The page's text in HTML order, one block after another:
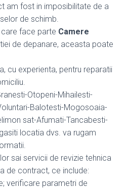
am fost in imposibilitate de a
de schimb.
face parte Camere
de depanare, aceasta poate
cu experienta, pentru reparatii
Otopeni-Mihailesti-
Balotesti-Mogosoaia-
sat-Afumati-Tancabesti-
locatia dvs. va rugam
sai servicii de revizie tehnica
de contract, ce include:
verificare parametri de